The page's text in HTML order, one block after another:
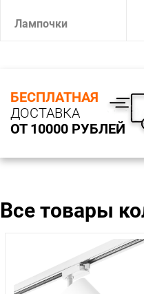
Лампочки
БЕСПЛАТНАЯ
ДОСТАВКА
ОТ 10000 РУБЛЕЙ
Все товары